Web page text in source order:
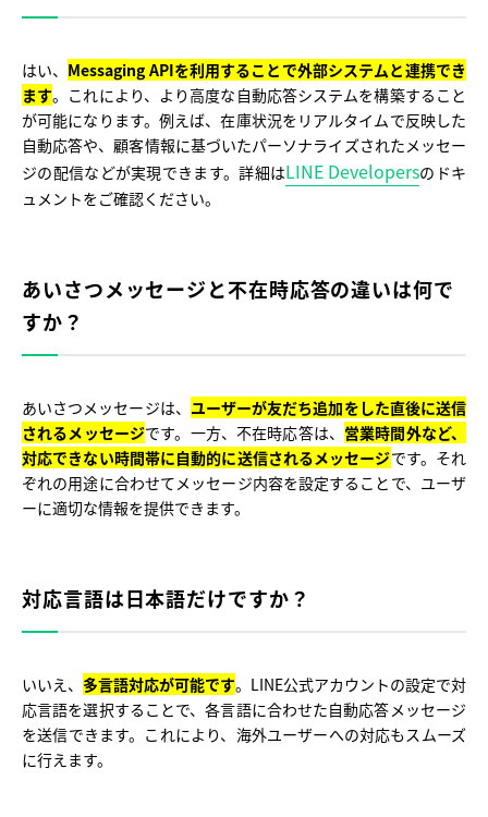
はい、 Messaging APIを利用することで外部システムと連携でき
ます。これにより、より高度な自動応答システムを構築すること
が可能になります。例えば、在庫状況をリアルタイムで反映した
自動応答や、顧客情報に基づいたパーソナライズされたメッセー
ジの配信などが実現できます。詳細はLINE Developersのドキ
ュメントをご確認ください。
あいさつメッセージと不在時応答の違いは何で
すか？
あいさつメッセージは、 ユーザーが友だち追加をした直後に送信
されるメッセージです。一方、不在時応答は、 営業時間外など、
対応できない時間帯に自動的に送信されるメッセージです。それ
ぞれの用途に合わせてメッセージ内容を設定することで、ユーザ
ーに適切な情報を提供できます。
対応言語は日本語だけですか？
いいえ、 多言語対応が可能です。LINE公式アカウントの設定で対
応言語を選択することで、各言語に合わせた自動応答メッセージ
を送信できます。これにより、海外ユーザーへの対応もスムーズ
に行えます。